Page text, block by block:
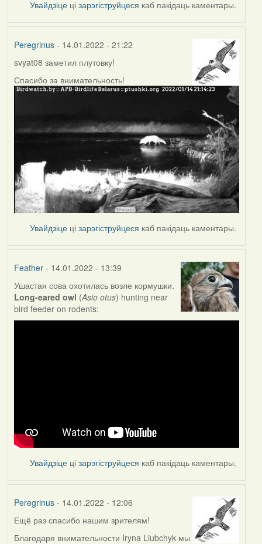
Увайдзіце цізарэгіструйцеся каб пакідаць каментары.
Peregrinus- 14.01.2022 - 21:22
svyat08 заметил плутовку!
Спасибо за внимательность!
Увайдзіце цізарэгіструйцеся каб пакідаць каментары.
Feather- 14.01.2022 - 13:39
Ушастая сова охотилась возле кормушки.
Long-eared owl (Asio otus) hunting near
bird feeder on rodents:
Увайдзіце цізарэгіструйцеся каб пакідаць каментары.
Peregrinus- 14.01.2022 - 12:06
Ещё раз спасибо нашим зрителям!
Благодаря внимательности Iryna Liubchyk мы